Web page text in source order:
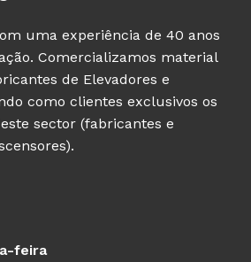
uma experiência de 40 anos
Comercializamos material
de Elevadores e
como clientes exclusivos os
sector (fabricantes e
feira